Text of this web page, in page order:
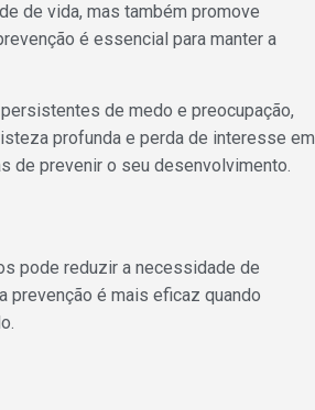
de vida, mas também promove
é essencial para manter a
de medo e preocupação,
profunda e perda de interesse em
de prevenir o seu desenvolvimento.
pode reduzir a necessidade de
prevenção é mais eficaz quando